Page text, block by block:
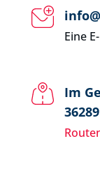
Eine
Im